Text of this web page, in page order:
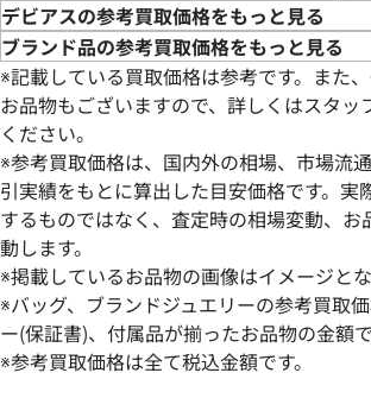
デビアス ネックレス ペンダントトップ
参考買取価格
33,900円
デビアスの参考買取価格をもっと見る
ブランド品の参考買取価格をもっと見る
※記載している買取価格は参考です。また
お品物もございますので、詳しくはスタッ
ください。
※参考買取価格は、国内外の相場、市場流
引実績をもとに算出した目安価格です。実
するものではなく、査定時の相場変動、お
動します。
※掲載しているお品物の画像はイメージとな
※バッグ、ブランドジュエリーの参考買取
ー(保証書)、付属品が揃ったお品物の金額で
※参考買取価格は全て税込金額です。